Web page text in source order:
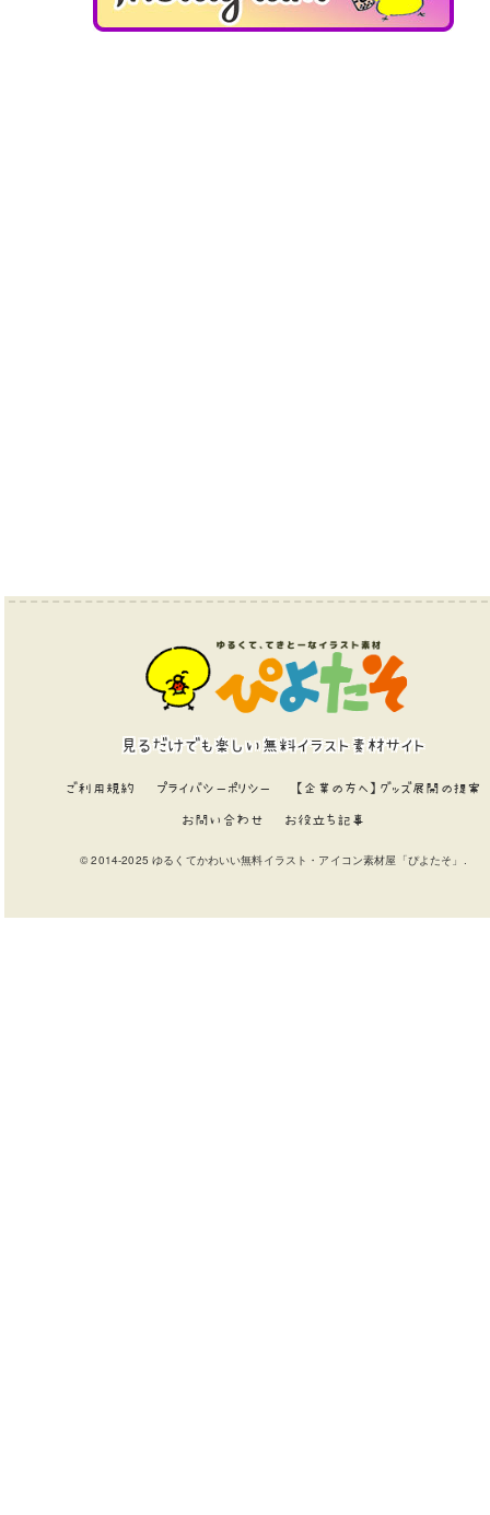
見るだけでも楽しい無料イラスト素材サイト
ご利用規約 プライバシーポリシー 【企業の方へ】グッズ展開の提案
お問い合わせ お役立ち記事
© 2014-2025 ゆるくてかわいい無料イラスト・アイコン素材屋「ぴよたそ」.